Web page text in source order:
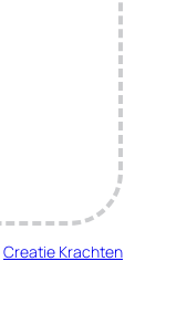
Creatie Krachten